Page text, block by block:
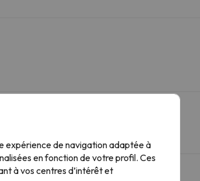
expérience de navigation adaptée à
en fonction de votre profil. Ces
à vos centres d’intérêt et